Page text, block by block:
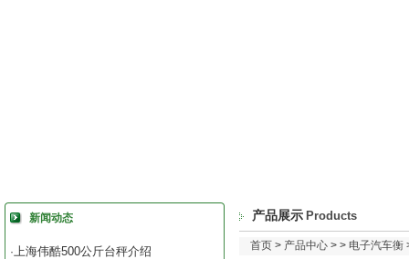
新闻动态
·上海伟酷500公斤台秤介绍
产品展示 Products
首页 > 产品中心 > > 电子汽车衡